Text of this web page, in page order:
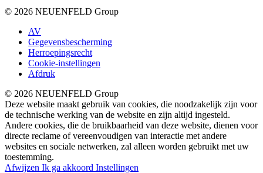
© 2026 NEUENFELD Group
AV
Gegevensbescherming
Herroepingsrecht
Cookie-instellingen
Afdruk
© 2026 NEUENFELD Group
Deze website maakt gebruik van cookies, die noodzakelijk zijn voor
de technische werking van de website en zijn altijd ingesteld.
Andere cookies, die de bruikbaarheid van deze website, dienen voor
directe reclame of vereenvoudigen van interactie met andere
websites en sociale netwerken, zal alleen worden gebruikt met uw
toestemming.
Afwijzen Ik ga akkoord Instellingen